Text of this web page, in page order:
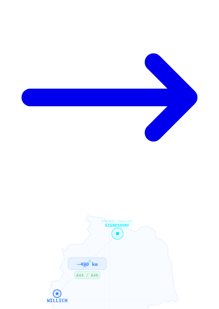
SIERKSDORF
STROBEL INDUSTRY
WILLICH
~490 km
A44 / A46